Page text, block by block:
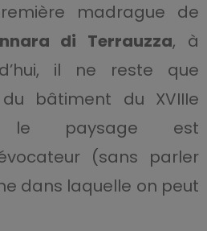
madrague de
di Terrauzza, à
il ne reste que
bâtiment du XVIIIe
le paysage est
(sans parler
dans laquelle on peut